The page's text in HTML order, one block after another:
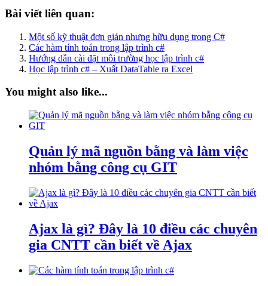
Bài viết liên quan:
Một số kỹ thuật đơn giản nhưng hữu dụng trong C#
Các hàm tính toán trong lập trình c#
Hướng dẫn cài đặt môi trường học lập trình c#
Học lập trình c# – Xuất DataTable ra Excel
You might also like...
Quản lý mã nguồn bằng và làm việc
nhóm bằng công cụ GIT
Ajax là gì? Đây là 10 điều các chuyên
gia CNTT cần biết về Ajax